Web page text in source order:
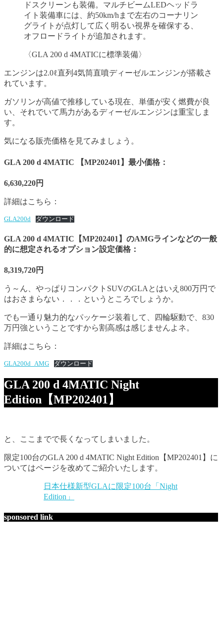
ドスクリーンも装備。マルチビームLEDヘッドラ
イト装備車には、約50km/hまで左右のコーナリン
グライトが点灯して広く明るい視界を確保する、
オフロードライトが追加されます。
〈GLA 200 d 4MATICに標準装備〉
エンジンは2.0ℓ直列4気筒直噴ディーゼルエンジンが搭載さ
れています。
ガソリンが高値で推移している現在、単価が安く燃費が良
い、それでいて馬力があるディーゼルエンジンは重宝しま
す。
気になる販売価格を見てみましょう。
GLA 200 d 4MATIC 【MP202401】最小価格：
6,630,220円
詳細はこちら：
GLA200d ダウンロード
GLA 200 d 4MATIC【MP202401】のAMGラインなどの一般
的に想定されるオプション設定価格：
8,319,720円
う～ん、やっぱりコンパクトSUVのGLAとはいえ800万円で
はおさまらない．．．というところでしょうか。
でも一通り魅力的なパッケージ装着して、四輪駆動で、830
万円強ということですから割高感は感じませんよネ。
詳細はこちら：
GLA200d_AMG ダウンロード
GLA 200 d 4MATIC Night
Edition【MP202401】
と、ここまでで長くなってしまいました。
限定100台のGLA 200 d 4MATIC Night Edition【MP202401】に
ついてはページを改めてご紹介いたします。
日本仕様新型GLAに限定100台「Night
Edition」
sponsored link